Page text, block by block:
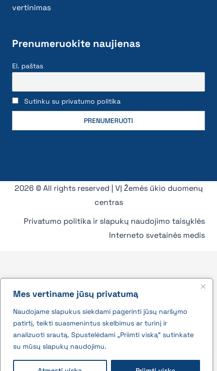
Mes vertiname jūsų privatumą
Naudojame slapukus siekdami pagerinti jūsų naršymo
patirtį, teikti suasmenintus skelbimus ar turinį ir
analizuoti srautą. Spustelėdami „Priimti viską“ sutinkate
su mūsų slapukų naudojimu.
vertinimas
Prenumeruokite naujienas
El. paštas
Sutinku su privatumo politika
2026 © All rights reserved | VĮ Žemės ūkio duomenų
centras
Privatumo politika ir slapukų naudojimo taisyklės
Interneto svetainės medis